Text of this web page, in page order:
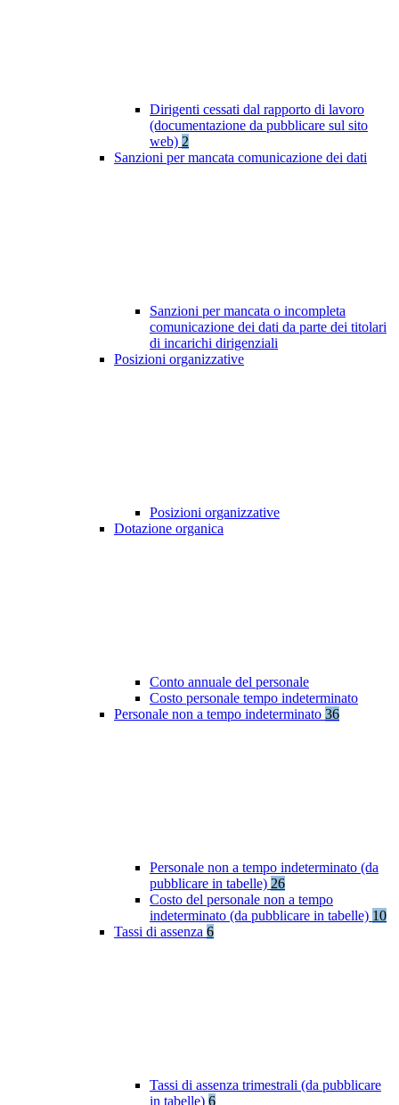
Dirigenti cessati dal rapporto di lavoro
(documentazione da pubblicare sul sito
web) 2
Sanzioni per mancata comunicazione dei dati
Sanzioni per mancata o incompleta
comunicazione dei dati da parte dei titolari
di incarichi dirigenziali
Posizioni organizzative
Posizioni organizzative
Dotazione organica
Conto annuale del personale
Costo personale tempo indeterminato
Personale non a tempo indeterminato 36
Personale non a tempo indeterminato (da
pubblicare in tabelle) 26
Costo del personale non a tempo
indeterminato (da pubblicare in tabelle) 10
Tassi di assenza 6
Tassi di assenza trimestrali (da pubblicare
in tabelle) 6